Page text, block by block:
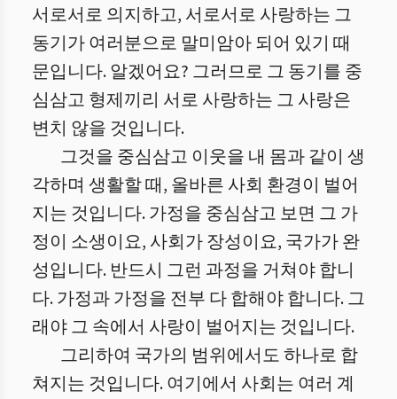
서로서로 의지하고, 서로서로 사랑하는 그
동기가 여러분으로 말미암아 되어 있기 때
문입니다. 알겠어요? 그러므로 그 동기를 중
심삼고 형제끼리 서로 사랑하는 그 사랑은
변치 않을 것입니다.
그것을 중심삼고 이웃을 내 몸과 같이 생
각하며 생활할 때, 올바른 사회 환경이 벌어
지는 것입니다. 가정을 중심삼고 보면 그 가
정이 소생이요, 사회가 장성이요, 국가가 완
성입니다. 반드시 그런 과정을 거쳐야 합니
다. 가정과 가정을 전부 다 합해야 합니다. 그
래야 그 속에서 사랑이 벌어지는 것입니다.
그리하여 국가의 범위에서도 하나로 합
쳐지는 것입니다. 여기에서 사회는 여러 계